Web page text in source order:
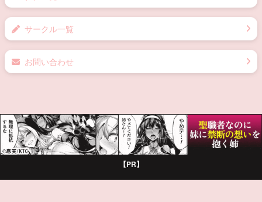
【PR】
サークル一覧
お問い合わせ